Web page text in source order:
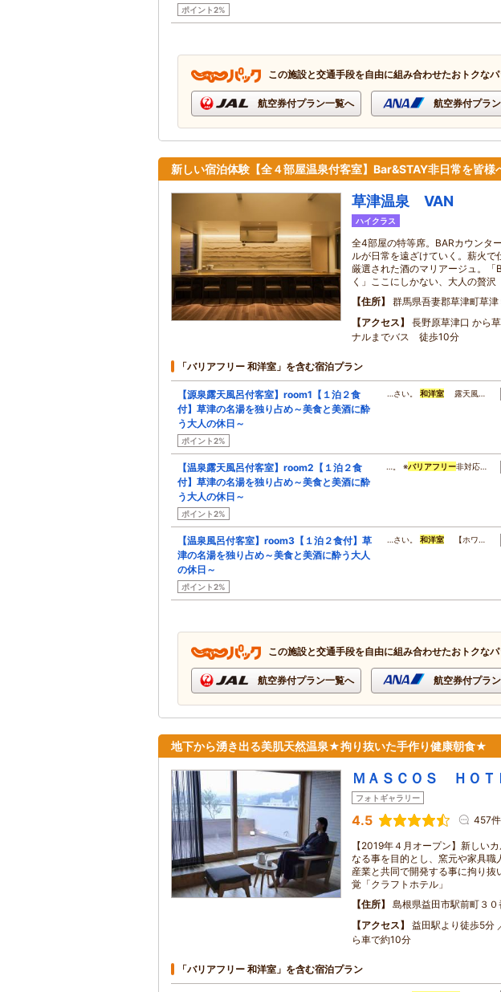
ポイント2%
この施設と交通手段を自由に組み合わせたおトクな
航空券付プラン一覧へ 航空券付プラ
新しい宿泊体験【全４部屋温泉付客室】Bar&STAY非日常を皆様
草津温泉 VAN
ハイクラス
全4部屋の特等席。BARカウンタ
ルが日常を遠ざけていく。薪火で
厳選された酒のマリアージュ。「
く」ここにしかない、大人の贅沢
住所
群馬県吾妻郡草津町草津
アクセス
長野原草津口 から
ナルまでバス 徒歩10分
「バリアフリー 和洋室」を含む宿泊プラン
【源泉露天風呂付客室】room1【１泊２食
付】草津の名湯を独り占め～美食と美酒に酔
う大人の休日～
ポイント2%
…さい。 和洋室 露天風…
【温泉露天風呂付客室】room2【１泊２食
付】草津の名湯を独り占め～美食と美酒に酔
う大人の休日～
ポイント2%
…。 ※バリアフリー非対応…
【温泉風呂付客室】room3【１泊２食付】草
津の名湯を独り占め～美食と美酒に酔う大人
の休日～
ポイント2%
…さい。 和洋室 【ホワ…
この施設と交通手段を自由に組み合わせたおトクな
航空券付プラン一覧へ 航空券付プラ
地下から湧き出る美肌天然温泉★拘り抜いた手作り健康朝食★
ＭＡＳＣＯＳ ＨＯ
フォトギャラリー
4.5 457件
【2019年４月オープン】新しい
なる事を目的とし、窯元や家具職
産業と共同で開発する事に拘り
覚「クラフトホテル」
住所
島根県益田市駅前町３
アクセス
益田駅より徒歩5分
ら車で約10分
「バリアフリー 和洋室」を含む宿泊プラン